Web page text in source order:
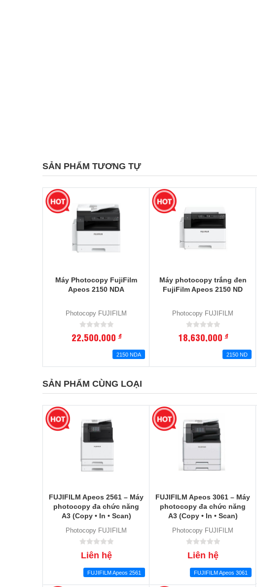
SẢN PHẨM TƯƠNG TỰ
Máy Photocopy FujiFilm
Apeos 2150 NDA
Photocopy FUJIFILM
22,500,000đ
2150 NDA
Máy photocopy trắng đen
FujiFilm Apeos 2150 ND
Photocopy FUJIFILM
18,630,000đ
2150 ND
SẢN PHẨM CÙNG LOẠI
FUJIFILM Apeos 2561 – Máy
photocopy đa chức năng
A3 (Copy • In • Scan)
Photocopy FUJIFILM
Liên hệ
FUJIFILM Apeos 2561
FUJIFILM Apeos 3061 – Máy
photocopy đa chức năng
A3 (Copy • In • Scan)
Photocopy FUJIFILM
Liên hệ
FUJIFILM Apeos 3061